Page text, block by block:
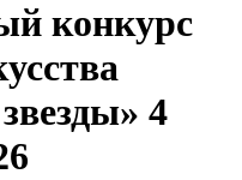
конкурс
4